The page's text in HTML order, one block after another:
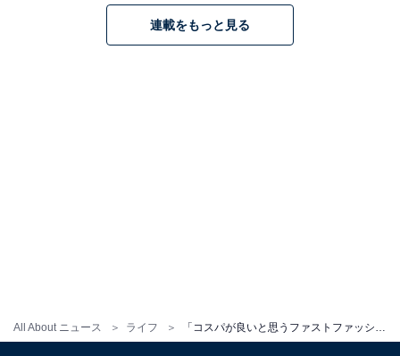
All About ニュース ライフ
連載をもっと見る